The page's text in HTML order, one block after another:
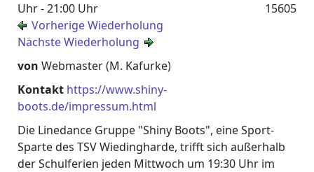
Uhr - 21:00 Uhr
Vorherige Wiederholung
Nächste Wiederholung
15605
von Webmaster (M. Kafurke)
Kontakt https://www.shiny-
boots.de/impressum.html
Die Linedance Gruppe "Shiny Boots", eine Sport-
Sparte des TSV Wiedingharde, trifft sich außerhalb
der Schulferien jeden Mittwoch um 19:30 Uhr im